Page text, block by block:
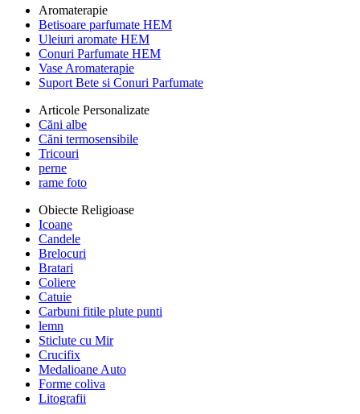
Aromaterapie
Betisoare parfumate HEM
Uleiuri aromate HEM
Conuri Parfumate HEM
Vase Aromaterapie
Suport Bete si Conuri Parfumate
Articole Personalizate
Căni albe
Căni termosensibile
Tricouri
perne
rame foto
Obiecte Religioase
Icoane
Candele
Brelocuri
Bratari
Coliere
Catuie
Carbuni fitile plute punti
lemn
Sticlute cu Mir
Crucifix
Medalioane Auto
Forme coliva
Litografii